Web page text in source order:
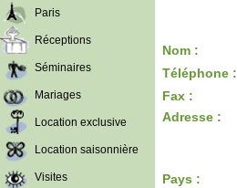
Paris
Réceptions
Séminaires
Mariages
Location exclusive
Location saisonnière
Visites
Nom :
Téléphone :
Fax :
Adresse :
Pays :